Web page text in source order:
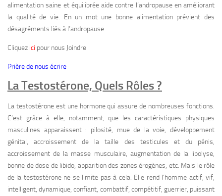
alimentation saine et équilibrée aide contre l’andropause en améliorant
la qualité de vie. En un mot une bonne alimentation prévient des
désagréments liés à l’andropause
Cliquez ici pour nous Joindre
Prière de nous écrire
La Testostérone, Quels Rôles ?
La testostérone est une hormone qui assure de nombreuses fonctions.
C’est grâce à elle, notamment, que les caractéristiques physiques
masculines apparaissent : pilosité, mue de la voie, développement
génital, accroissement de la taille des testicules et du pénis,
accroissement de la masse musculaire, augmentation de la lipolyse,
bonne de dose de libido, apparition des zones érogènes, etc. Mais le rôle
de la testostérone ne se limite pas à cela. Elle rend l’homme actif, vif,
intelligent, dynamique, confiant, combattif, compétitif, guerrier, puissant